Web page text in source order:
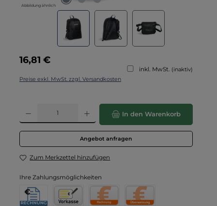
Abbildung ähnlich
Regulärer Preis:
16,81 €
inkl. MwSt. (inaktiv)
Preise exkl. MwSt. zzgl. Versandkosten
Produkt Anzahl: Gib den gewünschten Wert ein oder benutze die
In den Warenkorb
Angebot anfragen
Zum Merkzettel hinzufügen
Ihre Zahlungsmöglichkeiten